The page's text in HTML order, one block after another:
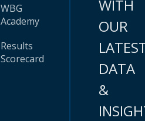
WBG
Academy
Results
Scorecard
WITH
OUR
DATA
&